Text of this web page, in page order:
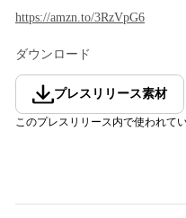
https://amzn.to/3RzVpG6
ダウンロード
プレスリリース素材
このプレスリリース内で使われて